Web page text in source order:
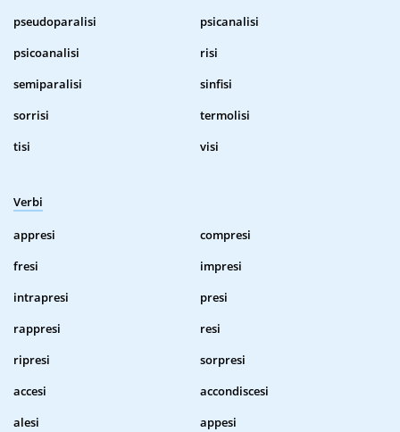
pseudoparalisi
psicanalisi
psicoanalisi
risi
semiparalisi
sinfisi
sorrisi
termolisi
tisi
visi
Verbi
appresi
compresi
fresi
impresi
intrapresi
presi
rappresi
resi
ripresi
sorpresi
accesi
accondiscesi
alesi
appesi